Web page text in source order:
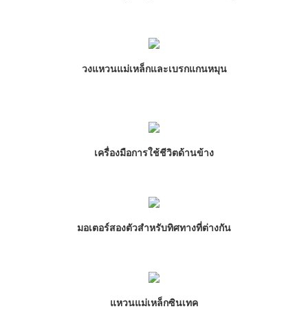
วงแหวนแม่เหล็กและเบรกแกนหมุน
เครื่องมือการใช้ชีวิตด้านข้าง
มอเตอร์สองตัวสำหรับทิศทางที่ต่างกัน
แหวนแม่เหล็กซินเทค